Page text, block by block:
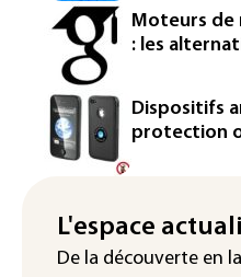
Iris³: Eutelsat
d'euros dans la
européenne
Le magazine VSD
l'entrepreneur
La production
"Retour en force"
chaleur dans les
Moteurs de
: les
Dispositifs
protection
L'espace
De la découverte en